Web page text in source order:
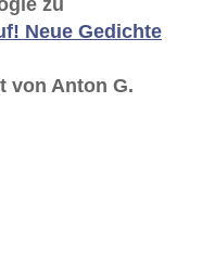
zu
Neue Gedichte
von Anton G.